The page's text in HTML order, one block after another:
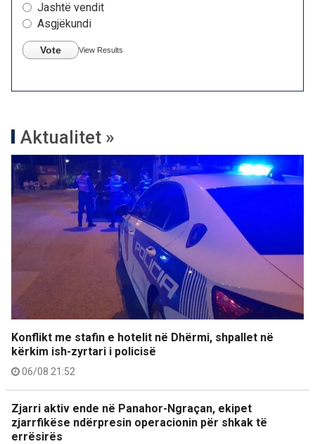
Jashtë vendit
Asgjëkundi
Vote View Results
Aktualitet »
Konflikt me stafin e hotelit në Dhërmi, shpallet në
kërkim ish-zyrtari i policisë
06/08 21:52
Zjarri aktiv ende në Panahor-Ngraçan, ekipet
zjarrfikëse ndërpresin operacionin për shkak të
errësirës